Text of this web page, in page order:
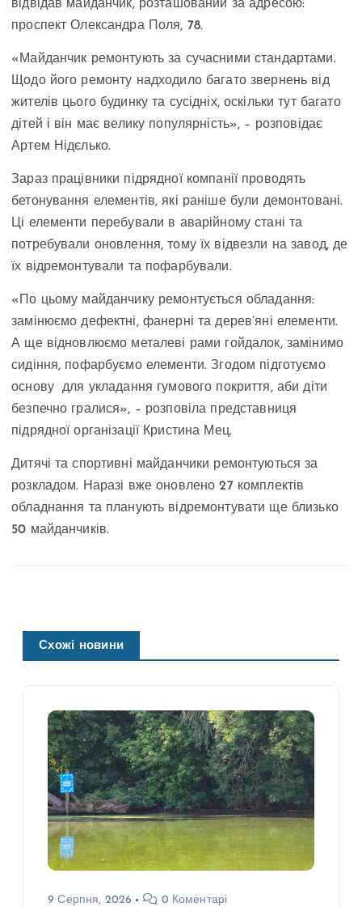
відвідав майданчик, розташований за адресою:
проспект Олександра Поля, 78.
«Майданчик ремонтують за сучасними стандартами.
Щодо його ремонту надходило багато звернень від
жителів цього будинку та сусідніх, оскільки тут багато
дітей і він має велику популярність», – розповідає
Артем Нідєлько.
Зараз працівники підрядної компанії проводять
бетонування елементів, які раніше були демонтовані.
Ці елементи перебували в аварійному стані та
потребували оновлення, тому їх відвезли на завод, де
їх відремонтували та пофарбували.
«По цьому майданчику ремонтується обладання:
замінюємо дефектні, фанерні та дерев’яні елементи.
А ще відновлюємо металеві рами гойдалок, замінимо
сидіння, пофарбуємо елементи. Згодом підготуємо
основу для укладання гумового покриття, аби діти
безпечно гралися», – розповіла представниця
підрядної організації Кристина Мец.
Дитячі та спортивні майданчики ремонтуються за
розкладом. Наразі вже оновлено 27 комплектів
обладнання та планують відремонтувати ще близько
50 майданчиків.
Схожі новини
9 Серпня, 2026 0 Коментарі